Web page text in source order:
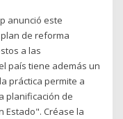
anunció este
de reforma
a las
país tiene además un
práctica permite a
planificación de
Estado". Créase la